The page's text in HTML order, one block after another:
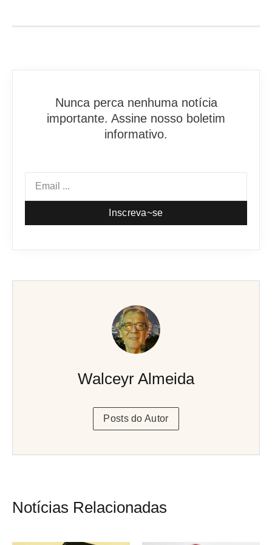
Nunca perca nenhuma notícia
importante. Assine nosso boletim
informativo.
Inscreva~se
Walceyr Almeida
Posts do Autor
Notícias Relacionadas